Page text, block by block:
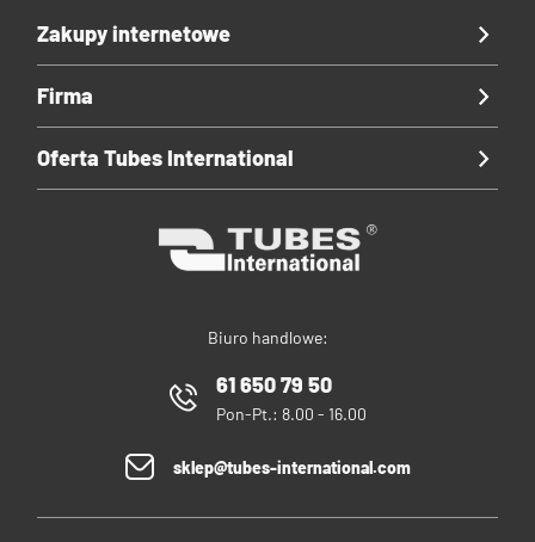
Biuro handlowe:
61 650 79 50
Pon-Pt.: 8.00 - 16.00
sklep@tubes-international.com
Zakupy internetowe
Firma
Oferta Tubes International